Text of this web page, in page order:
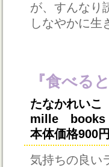
が、すんなり
しなやかに生
『食べる
たなかれいこ
mille books
本体価格900
気持ちの良い